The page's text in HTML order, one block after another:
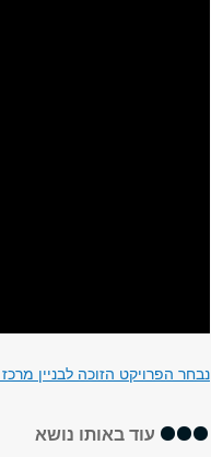
נבחר הפרויקט הזוכה לבניין
עוד באותו נושא